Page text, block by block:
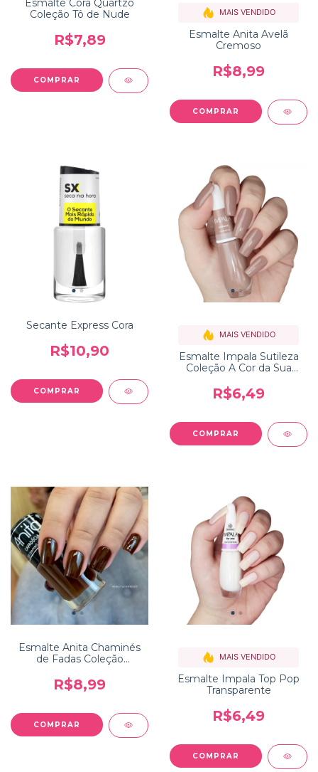
Esmalte Cora Quartzo
Coleção Tô de Nude
R$7,89
MAIS VENDIDO
Esmalte Anita Avelã
Cremoso
R$8,99
Secante Express Cora
R$10,90
MAIS VENDIDO
Esmalte Impala Sutileza
Coleção A Cor da Sua
R$6,49
Esmalte Anita Chaminés
de Fadas Coleção
R$8,99
MAIS VENDIDO
Esmalte Impala Top Pop
Transparente
R$6,49